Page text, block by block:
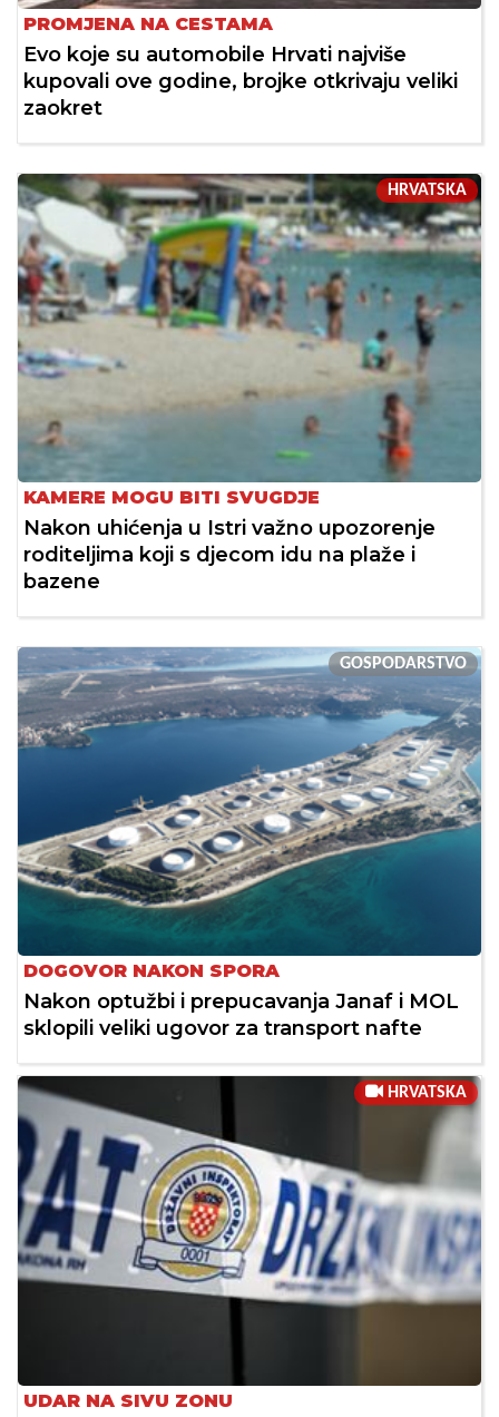
PROMJENA NA CESTAMA
Evo koje su automobile Hrvati najviše
kupovali ove godine, brojke otkrivaju veliki
zaokret
HRVATSKA
KAMERE MOGU BITI SVUGDJE
Nakon uhićenja u Istri važno upozorenje
roditeljima koji s djecom idu na plaže i
bazene
GOSPODARSTVO
DOGOVOR NAKON SPORA
Nakon optužbi i prepucavanja Janaf i MOL
sklopili veliki ugovor za transport nafte
HRVATSKA
UDAR NA SIVU ZONU